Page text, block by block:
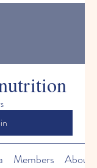
Members About